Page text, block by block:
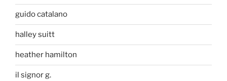
guido catalano
halley suitt
heather hamilton
il signor g.